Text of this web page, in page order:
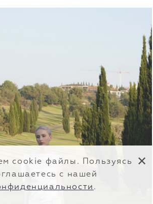
cookie файлы. Пользуясь
с нашей
.
✕